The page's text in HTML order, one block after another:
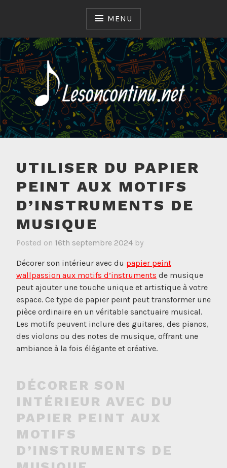
MENU
LESONCONTINU.NET
UTILISER DU PAPIER
PEINT AUX MOTIFS
D’INSTRUMENTS DE
MUSIQUE
Posted on 16th septembre 2024 by
Décorer son intérieur avec du papier peint
wallpassion aux motifs d’instruments de musique
peut ajouter une touche unique et artistique à votre
espace. Ce type de papier peint peut transformer une
pièce ordinaire en un véritable sanctuaire musical.
Les motifs peuvent inclure des guitares, des pianos,
des violons ou des notes de musique, offrant une
ambiance à la fois élégante et créative.
DÉCORER SON
INTÉRIEUR AVEC DU
PAPIER PEINT AUX
MOTIFS
D’INSTRUMENTS DE